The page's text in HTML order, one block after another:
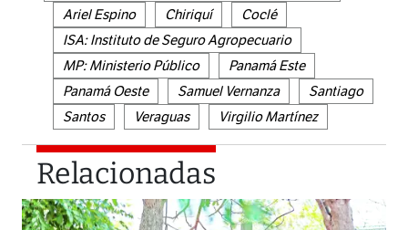
Ariel Espino
Chiriquí
Coclé
ISA: Instituto de Seguro Agropecuario
MP: Ministerio Público
Panamá Este
Panamá Oeste
Samuel Vernanza
Santiago
Santos
Veraguas Virgilio Martínez
Relacionadas